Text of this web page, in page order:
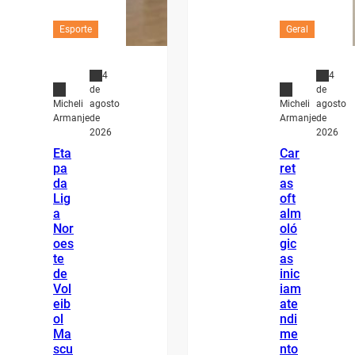
Esporte
Micheli
Armanje
4
de
agosto
de
2026
Eta
pa
da
Lig
a
Nor
oes
te
de
Vol
eib
ol
Ma
scu
Geral
Micheli
Armanje
4
de
agosto
de
2026
Car
ret
as
oft
alm
oló
gic
as
inic
iam
ate
ndi
me
nto